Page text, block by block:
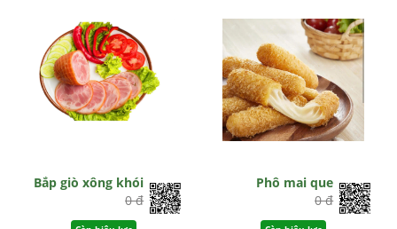
Bắp giò xông khói
0 đ
Phô mai que
0 đ